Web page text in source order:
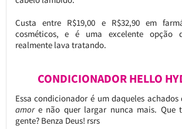
Custa entre R$19,00 e R$32,90 em
cosméticos, e é uma excelente opção
realmente lava tratando.
CONDICIONADOR HELLO
Essa condicionador é um daqueles
amore não quer largar nunca mais. Que
gente? Benza Deus! rsrs